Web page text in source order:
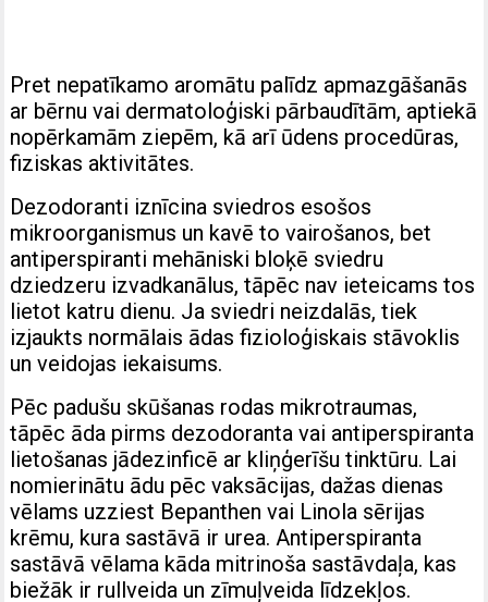
Pret nepatīkamo aromātu palīdz apmazgāšanās
ar bērnu vai dermatoloģiski pārbaudītām, aptiekā
nopērkamām ziepēm, kā arī ūdens procedūras,
fiziskas aktivitātes.
Dezodoranti iznīcina sviedros esošos
mikroorganismus un kavē to vairošanos, bet
antiperspiranti mehāniski bloķē sviedru
dziedzeru izvadkanālus, tāpēc nav ieteicams tos
lietot katru dienu. Ja sviedri neizdalās, tiek
izjaukts normālais ādas fizioloģiskais stāvoklis
un veidojas iekaisums.
Pēc padušu skūšanas rodas mikro­traumas,
tāpēc āda pirms dezodoranta vai antiperspiranta
lietošanas jādezinficē ar kliņģerīšu tinktūru. Lai
nomierinātu ādu pēc vaksācijas, dažas dienas
vēlams uzziest Bepanthen vai Linola sērijas
krēmu, kura sastāvā ir urea. Antiperspiranta
sastāvā vēlama kāda mitrinoša sastāvdaļa, kas
biežāk ir rullveida un zīmuļveida līdzekļos.